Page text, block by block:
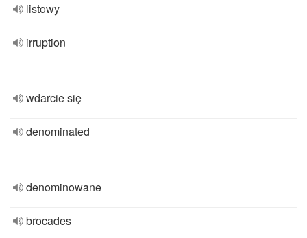
listowy
irruption
wdarcie się
denominated
denominowane
brocades